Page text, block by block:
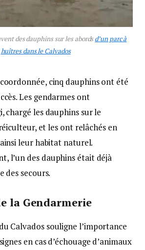
des dauphins sur les abordsd’un parc à
huîtres dans le Calvados
cinq dauphins ont été
Les gendarmes ont
chargé les dauphins sur le
et les ont relâchés en
leur habitat naturel.
l’un des dauphins était déjà
des secours.
la Gendarmerie
Calvados souligne l’importance
en cas d’échouage d’animaux